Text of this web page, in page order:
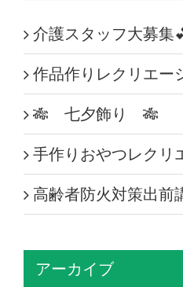
介護スタッフ大募集
作品作りレクリエー
🎋 七夕飾り 🎋
手作りおやつレクリ
高齢者防火対策出前
アーカイブ